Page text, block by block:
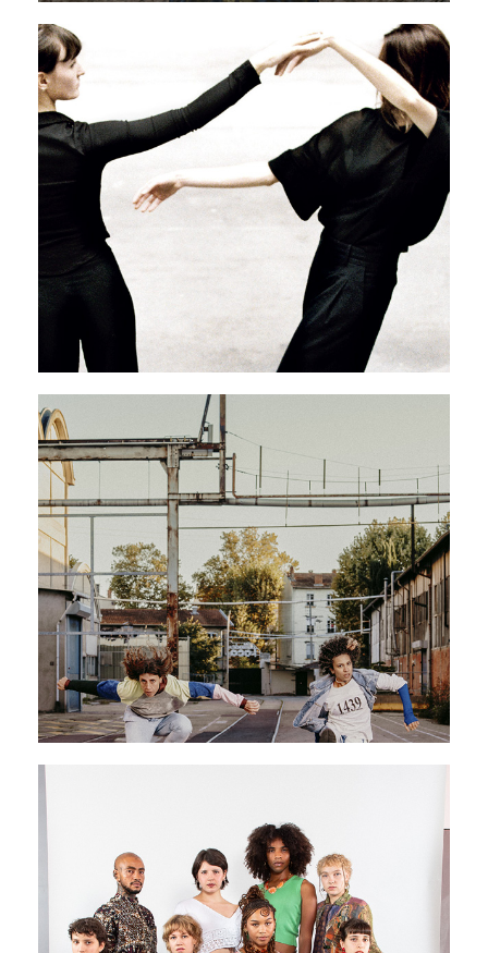
Si me ves ir con todo, es porque a la
noche lloro
26 - 28 mars 2026
PAVILLON ADC
Pléïades, in absentia
27 - 31 mai 2026
PAVILLON ADC
PAVILLON ADC